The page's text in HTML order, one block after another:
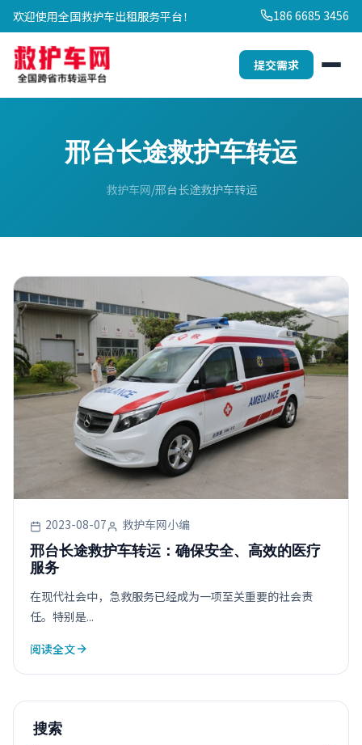
欢迎使用全国救护车出租服务平台！ 186 6685 3456
提交需求
邢台长途救护车转运
救护车网 邢台长途救护车转运
2023-08-07 救护车网小编
邢台长途救护车转运：确保安全、高效的医疗
服务
在现代社会中，急救服务已经成为一项至关重要的社会责
任。特别是...
阅读全文
搜索